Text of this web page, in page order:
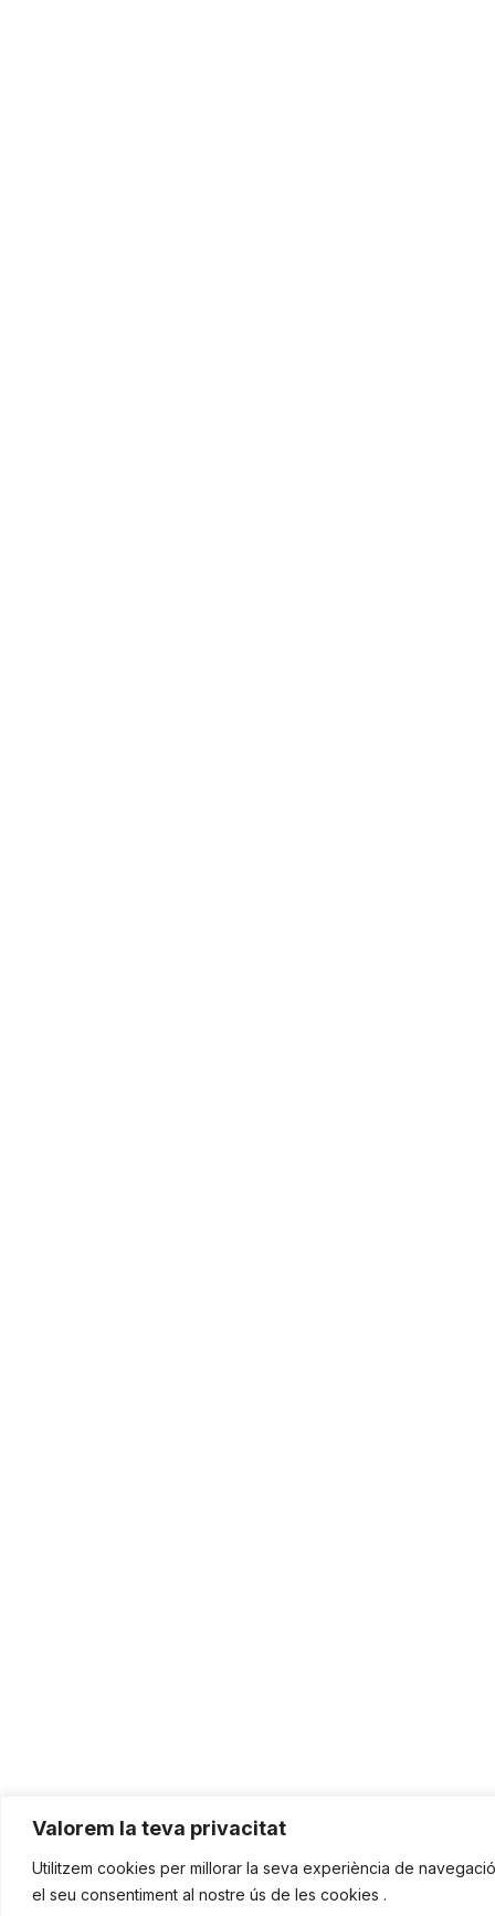
Valorem la teva privacitat
Utilitzem cookies per millorar la seva experiència de
el seu consentiment al nostre ús de les cookies .